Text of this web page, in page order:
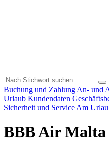
Buchung und Zahlung An- und
Urlaub Kundendaten
Sicherheit und Service Am
BBB Air Malta